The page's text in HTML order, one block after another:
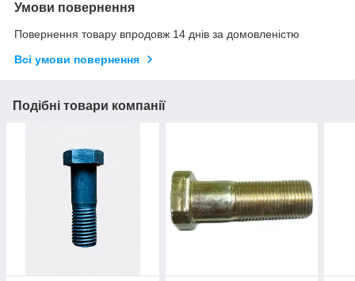
Умови повернення
Повернення товару впродовж 14 днів за домовленістю
Всі умови повернення
Подібні товари компанії